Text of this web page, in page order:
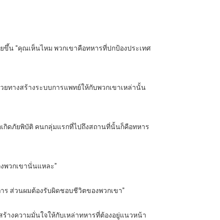
ขึ้น “คุณเห็นไหม พวกเขาคือทหารที่ปกป้องประเทศ
ยทางสร้างระบบการแพทย์ให้กับพวกเขาเหล่านั้น
กิดภัยพิบัติ คนกลุ่มแรกที่ไปถึงสถานที่นั้นก็คือทหาร
พวกเขานั่นแหละ”
ร ส่วนผมต้องรับผิดชอบชีวิตของพวกเขา”
างความมั่นใจให้กับเหล่าทหารที่ต้องอยู่แนวหน้า